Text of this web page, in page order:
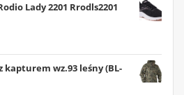
Lady 2201 Rrodls2201
kapturem wz.93 leśny (BL-